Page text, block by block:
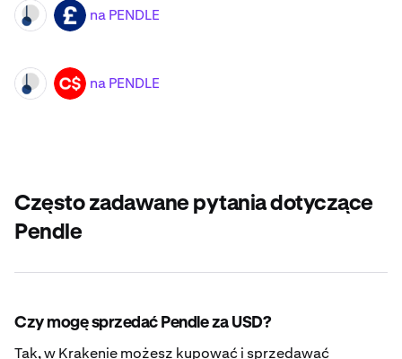
PENDLE GBP na PENDLE
PENDLE CAD na PENDLE
Często zadawane pytania dotyczące
Pendle
Czy mogę sprzedać Pendle za USD?
Tak, w Krakenie możesz kupować i sprzedawać